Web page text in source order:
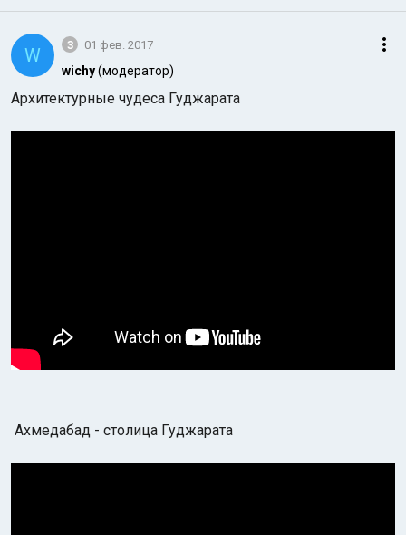
W 3 01 фев. 2017
wichy(модератор)
Архитектурные чудеса Гуджарата
Ахмедабад - столица Гуджарата